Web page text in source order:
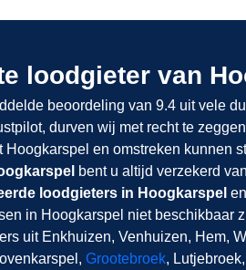
loodgieter van
beoordeling van 9.4 uit vele
durven wij met recht te
Hoogkarspel en omstreken kunnen
bent u altijd verzekerd
loodgieters in Hoogkarspel
in Hoogkarspel niet beschikbaar
uit Enkhuizen, Venhuizen, Hem,
Grootebroek,